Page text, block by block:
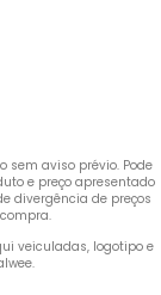
sem aviso prévio. Pode
e preço apresentado
divergência de preços